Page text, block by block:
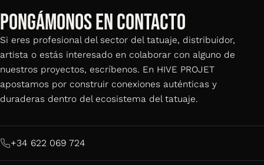
PONGÁMONOS EN CONTACTO
Si eres profesional del sector del tatuaje, distribuidor,
artista o estás interesado en colaborar con alguno de
nuestros proyectos, escríbenos. En HIVE PROJET
apostamos por construir conexiones auténticas y
duraderas dentro del ecosistema del tatuaje.
+34 622 069 724